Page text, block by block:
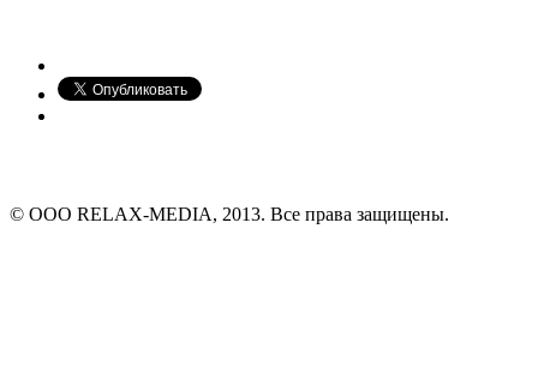
© ООО RELAX-MEDIA, 2013. Все права защищены.